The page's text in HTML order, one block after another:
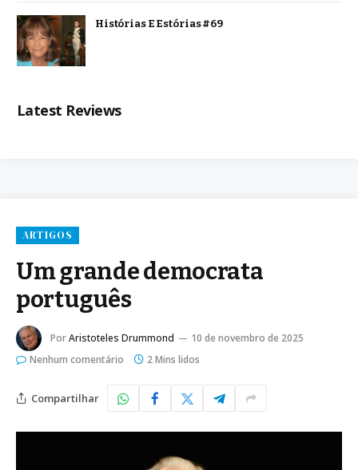
Histórias E Estórias #69
Latest Reviews
ARTIGOS
Um grande democrata
português
PorAristoteles Drummond
10 de novembro de 2025
Nenhum comentário
2 Mins lidos
Compartilhar